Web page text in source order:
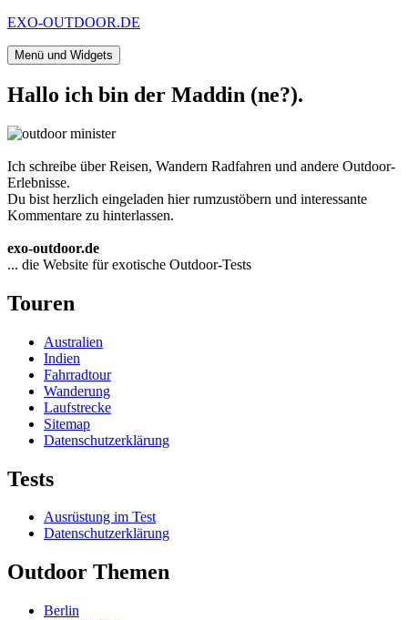
Zum
springen
EXO-OUTDOOR.DE
Menü und Widgets
Hallo ich bin der Maddin (ne?).
Ich schreibe über Reisen, Wandern Radfahren und andere Outdoor-
Erlebnisse.
Du bist herzlich eingeladen hier rumzustöbern und interessante
Kommentare zu hinterlassen.
exo-outdoor.de
... die Website für exotische Outdoor-Tests
Touren
Australien
Indien
Fahrradtour
Wanderung
Laufstrecke
Sitemap
Datenschutzerklärung
Tests
Ausrüstung im Test
Datenschutzerklärung
Outdoor Themen
Berlin